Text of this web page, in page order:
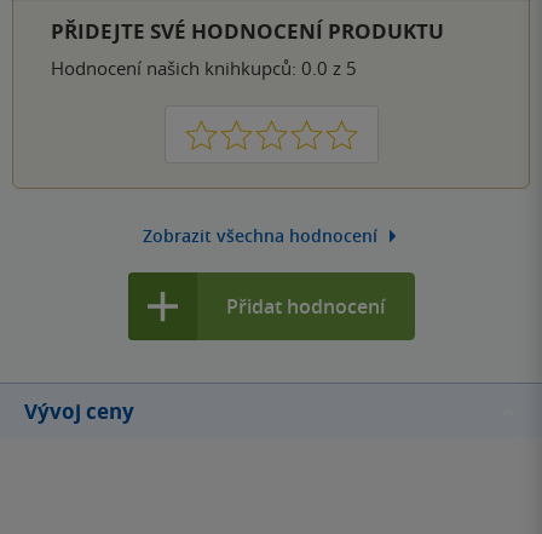
PŘIDEJTE SVÉ HODNOCENÍ PRODUKTU
Hodnocení našich knihkupců: 0.0 z 5
1 2 3 4 5
Zobrazit všechna hodnocení
Přidat hodnocení
Vývoj ceny